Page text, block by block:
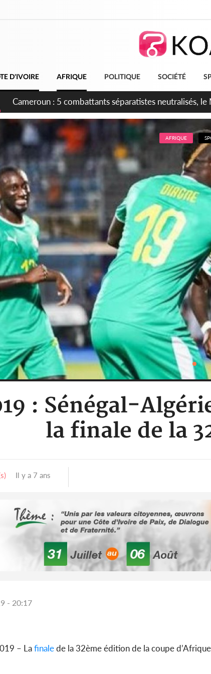
D'IVOIRE AFRIQUE POLITIQUE SOCIÉTÉ
Cameroun : 5 combattants séparatistes neutralisés,
AFRIQUE
: Sénégal-
la finale de la
Il y a 7 ans
- 20:17
– Lafinalede la 32ème édition de la coupe
POLITIQUE
Côte d'Ivoire :
tragiques à
ayant fait 03